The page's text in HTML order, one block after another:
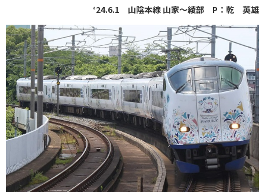
‘24.6.1 山陰本線 山家～綾部 P：乾 英雄